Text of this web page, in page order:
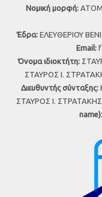
Νομική μορφή:
Έδρα: ΕΛΕΥΘΕΡΙΟΥ
Εmail:
Όνομα ιδιοκτήτη:
ΣΤΑΥΡΟΣ Ι.
Διευθυντής σύνταξης:
ΣΤΑΥΡΟΣ Ι. ΣΤΡΑΤΑΚΗΣ
name):